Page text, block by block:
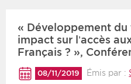
« Développement
impact sur l’accès
Français ? »,
08/11/2019 Émis par :